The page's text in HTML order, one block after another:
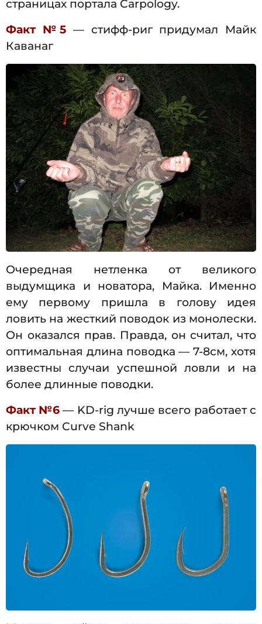
страницах портала Carpology.
Факт №5 — стифф-риг придумал Майк
Каванаг
Очередная нетленка от великого
выдумщика и новатора, Майка. Именно
ему первому пришла в голову идея
ловить на жесткий поводок из монолески.
Он оказался прав. Правда, он считал, что
оптимальная длина поводка — 7-8см, хотя
известны случаи успешной ловли и на
более длинные поводки.
Факт №6— KD-rig лучше всего работает с
крючком Curve Shank